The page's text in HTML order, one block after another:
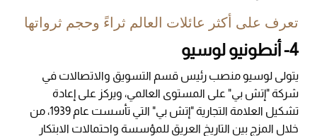
تعرف على أكثر عائلات العالم ثراءً وحجم ثرواتها
4- أنطونيو لوسيو
يتولى لوسيو منصب رئيس قسم التسويق والاتصالات في
شركة "إتش بي" على المستوى العالمي، ويركز على إعادة
تشكيل العلامة التجارية "إتش بي" التي تأسست عام 1939، من
خلال المزج بين التاريخ العريق للمؤسسة واحتمالات الابتكار